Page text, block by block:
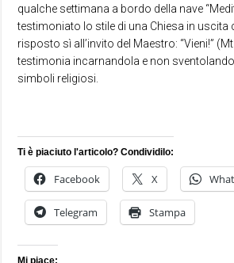
qualche settimana a bordo della nave
testimoniato lo stile di una Chiesa in uscita
risposto sì all’invito del Maestro: “Vieni!”
testimonia incarnandola e non
simboli religiosi.
Ti è piaciuto l'articolo? Condividilo:
Facebook X
Telegram Stampa
Mi piace: